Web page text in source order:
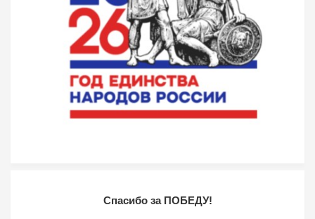
Спасибо за ПОБЕДУ!